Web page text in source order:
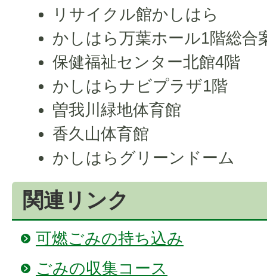
リサイクル館かしはら
かしはら万葉ホール1階総合
保健福祉センター北館4階
かしはらナビプラザ1階
曽我川緑地体育館
香久山体育館
かしはらグリーンドーム
関連リンク
可燃ごみの持ち込み
ごみの収集コース